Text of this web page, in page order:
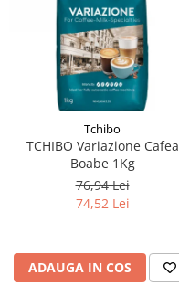
Tchibo
TCHIBO Variazione Cafea
Boabe 1Kg
76,94 Lei
74,52 Lei
ADAUGA IN COS